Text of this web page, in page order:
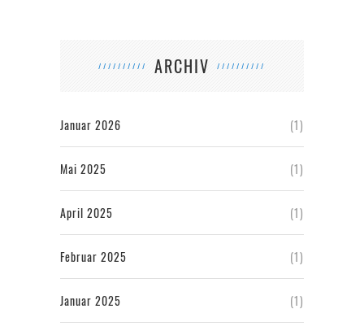
ARCHIV
Januar 2026 (1)
Mai 2025 (1)
April 2025 (1)
Februar 2025 (1)
Januar 2025 (1)